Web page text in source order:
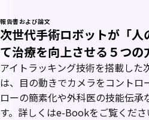
報告書および論文
次世代手術ロボットが「人
て治療を向上させる５つの
アイトラッキング技術を搭載した
は、目の動きでカメラをコントロ
ローの簡素化や外科医の技能伝承
す。詳しくはe-Bookをご覧くださ